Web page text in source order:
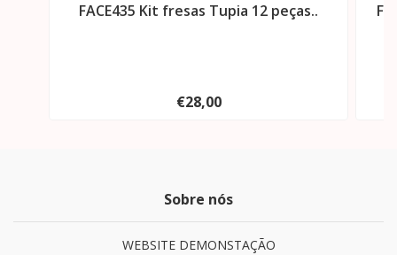
FACE435 Kit fresas Tupia 12 peças..
€28,00
Sobre nós
WEBSITE DEMONSTAÇÃO